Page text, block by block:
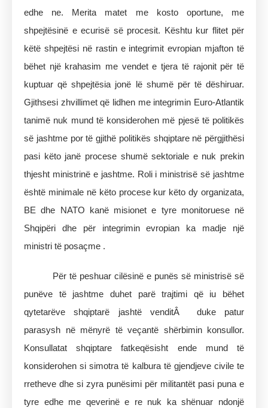
edhe ne. Merita matet me kosto oportune, me
shpejtësinë e ecurisë së procesit. Kështu kur flitet për
këtë shpejtësi në rastin e integrimit evropian mjafton të
bëhet një krahasim me vendet e tjera të rajonit për të
kuptuar që shpejtësia jonë lë shumë për të dëshiruar.
Gjithsesi zhvillimet që lidhen me integrimin Euro-Atlantik
tanimë nuk mund të konsiderohen më pjesë të politikës
së jashtme por të gjithë politikës shqiptare në përgjithësi
pasi këto janë procese shumë sektoriale e nuk prekin
thjesht ministrinë e jashtme. Roli i ministrisë së jashtme
është minimale në këto procese kur këto dy organizata,
BE dhe NATO kanë misionet e tyre monitoruese në
Shqipëri dhe për integrimin evropian ka madje një
ministri të posaçme .
Për të peshuar cilësinë e punës së ministrisë së
punëve të jashtme duhet parë trajtimi që iu bëhet
qytetarëve shqiptarë jashtë venditÂ duke patur
parasysh në mënyrë të veçantë shërbimin konsullor.
Konsullatat shqiptare fatkeqësisht ende mund të
konsiderohen si simotra të kalbura të gjendjeve civile te
rretheve dhe si zyra punësimi për militantët pasi puna e
tyre edhe me qeverinë e re nuk ka shënuar ndonjë